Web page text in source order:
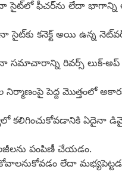
సైట్‌లో ఫీచర్‌ను లేదా
కనెక్ట్ అయి ఉన్న
సమాచారాన్ని రివర్స్ లుక్-
నిర్మాణంపై పెద్ద మొత్తంలో
కలిగించుకోవడానికి ఏదైనా
పంపిణీ చేయడం.
లేదా